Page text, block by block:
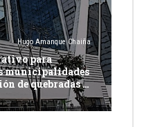
Hugo Amanque Chaiña
para
municipalidades
de quebradas y
Niño